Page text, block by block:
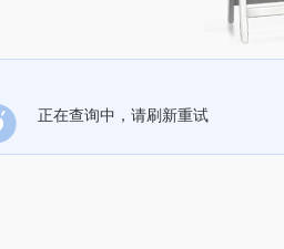
正在查询中，请刷新重试